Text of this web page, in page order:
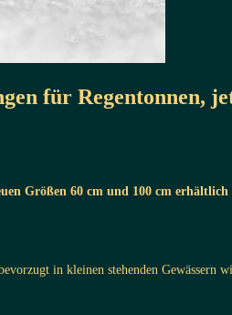
für Regentonnen,
Größen 60 cm und 100 cm
in kleinen stehenden Gewässern